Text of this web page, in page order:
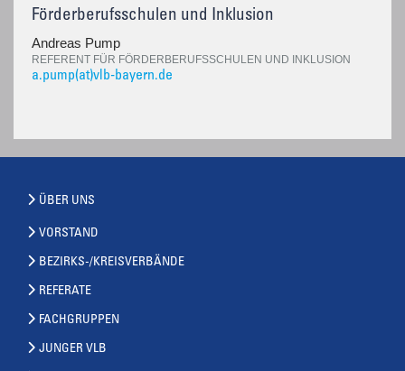
Förderberufsschulen und Inklusion
Andreas Pump
REFERENT FÜR FÖRDERBERUFSSCHULEN UND INKLUSION
a.pump(at)vlb-bayern.de
ÜBER UNS
VORSTAND
BEZIRKS-/KREISVERBÄNDE
REFERATE
FACHGRUPPEN
JUNGER VLB